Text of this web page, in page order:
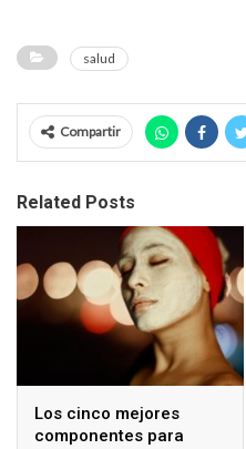
salud
Compartir
Related Posts
Los cinco mejores
componentes para